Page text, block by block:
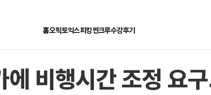
홈오픽토익스피킹찐크루수강후기
비행시간 조정 요